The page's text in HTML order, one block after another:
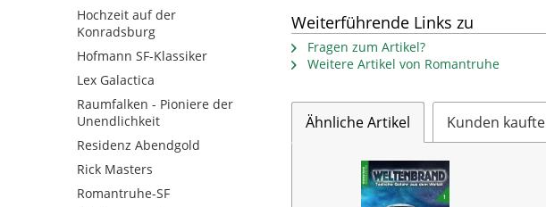
Hochzeit auf der
Konradsburg
Hofmann SF-Klassiker
Lex Galactica
Raumfalken - Pioniere der
Unendlichkeit
Residenz Abendgold
Rick Masters
Romantruhe-SF
Weiterführende Links zu
Fragen zum Artikel?
Weitere Artikel von Romantruhe
Ähnliche Artikel Kunden